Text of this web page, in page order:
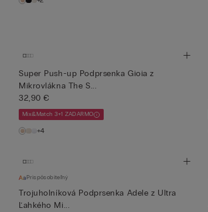
Super Push-up Podprsenka Gioia z
Mikrovlákna The S...
32,90 €
Mix&Match 3+1 ZADARMO
+4
Prispôsobiteľný
Trojuholníková Podprsenka Adele z Ultra
Ľahkého Mi...